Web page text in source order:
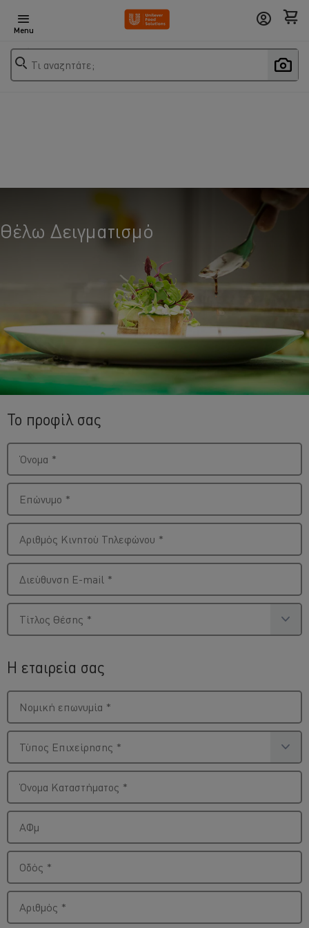
Menu
Τι αναζητάτε;
Θέλω Δειγματισμό
Το προφίλ σας
Όνομα *
Επώνυμο *
Αριθμός Κινητού Τηλεφώνου *
Διεύθυνση E-mail *
Τίτλος Θέσης *
Η εταιρεία σας
Νομική επωνυμία *
Τύπος Επιχείρησης *
Όνομα Καταστήματος *
ΑΦμ
Οδός *
Αριθμός *